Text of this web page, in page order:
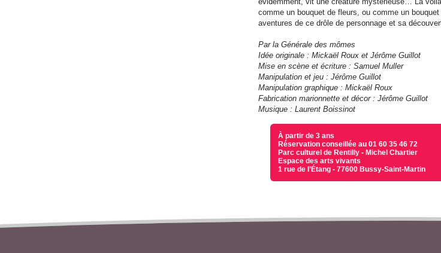
comme un bouquet de fleurs, ou comme un
aventures de ce drôle de personnage et sa
Par la Générale des mômes
Idée originale : Mickaël Roux et Jérôme Guillot
Mise en scène et écriture : Samuel Muller
Manipulation et jeu : Jérôme Guillot
Manipulation graphique : Mickaël Roux
Fabrication marionnette et décor : Jérôme Guillot
Musique : Laurent Boissinot
À partir de 3 ans
Réservation conseillée au 01 60 35 46 72
Parc culturel de Rentilly - Michel Chartier
Espace des arts vivants
1 rue de l’Étang - 77600 Bussy-Saint-Martin